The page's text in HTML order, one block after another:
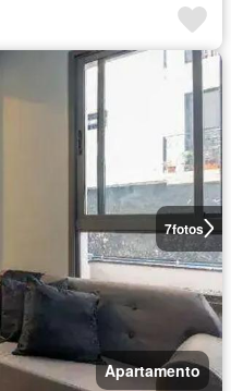
7fotos
Apartamento